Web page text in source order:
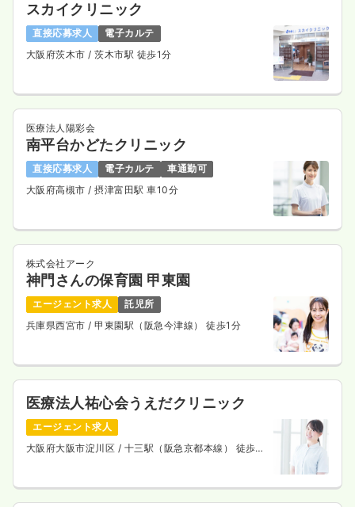
気になる
スカイクリニック
直接応募求人
電子カルテ
大阪府茨木市 / 茨木市駅 徒歩1分
医療法人陽彩会
南平台かどたクリニック
直接応募求人 電子カルテ
車通勤可
大阪府高槻市 / 摂津富田駅 車10分
株式会社アーク
神門さんの保育園 甲東園
エージェント求人
託児所
兵庫県西宮市 / 甲東園駅（阪急今津線） 徒歩1分
医療法人祐心会うえだクリニック
エージェント求人
大阪府大阪市淀川区 / 十三駅（阪急京都本線） 徒歩5